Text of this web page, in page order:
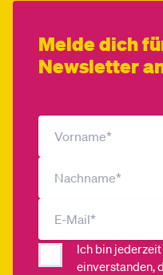
Melde dich
Newsletter
Ich bin
einverstanden,